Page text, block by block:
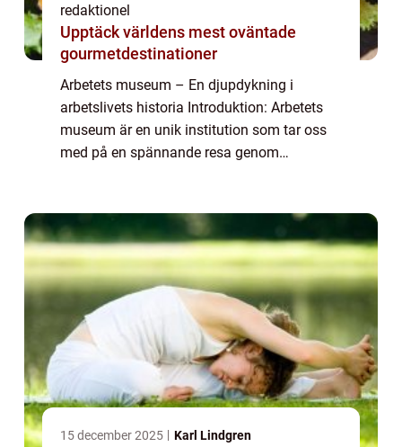
redaktionel
Upptäck världens mest oväntade
gourmetdestinationer
Arbetets museum – En djupdykning i
arbetslivets historia Introduktion: Arbetets
museum är en unik institution som tar oss
med på en spännande resa genom
arbetsplatskulturen och a...
15 december 2025 Karl Lindgren